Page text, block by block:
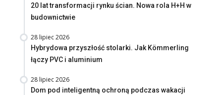
20 lat transformacji rynku ścian. Nowa rola H+H w
budownictwie
28 lipiec 2026
Hybrydowa przyszłość stolarki. Jak Kömmerling
łączy PVC i aluminium
28 lipiec 2026
Dom pod inteligentną ochroną podczas wakacji